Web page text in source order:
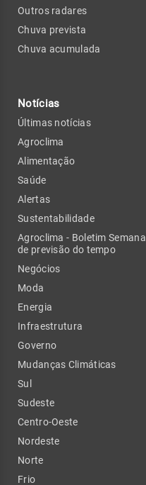
Outros radares
Chuva prevista
Chuva acumulada
Notícias
Últimas notícias
Agroclima
Alimentação
Saúde
Alertas
Sustentabilidade
Agroclima - Boletim Semanal
de previsão do tempo
Negócios
Moda
Energia
Infraestrutura
Governo
Mudanças Climáticas
Sul
Sudeste
Centro-Oeste
Nordeste
Norte
Frio